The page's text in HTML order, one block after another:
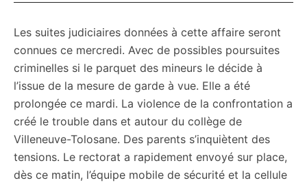
Les suites judiciaires données à cette affaire seront
connues ce mercredi. Avec de possibles poursuites
criminelles si le parquet des mineurs le décide à
l’issue de la mesure de garde à vue. Elle a été
prolongée ce mardi. La violence de la confrontation a
créé le trouble dans et autour du collège de
Villeneuve-Tolosane. Des parents s’inquiètent des
tensions. Le rectorat a rapidement envoyé sur place,
dès ce matin, l’équipe mobile de sécurité et la cellule